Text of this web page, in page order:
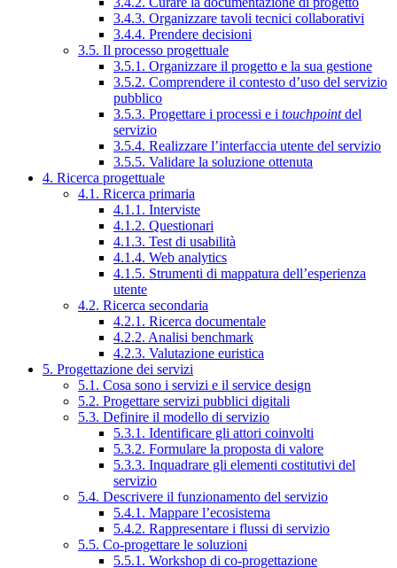
3.4.3. Organizzare tavoli tecnici collaborativi
3.4.4. Prendere decisioni
3.5. Il processo progettuale
3.5.1. Organizzare il progetto e la sua gestione
3.5.2. Comprendere il contesto d’uso del servizio
pubblico
3.5.3. Progettare i processi e i touchpointdel
servizio
3.5.4. Realizzare l’interfaccia utente del servizio
3.5.5. Validare la soluzione ottenuta
4. Ricerca progettuale
4.1. Ricerca primaria
4.1.1. Interviste
4.1.2. Questionari
4.1.3. Test di usabilità
4.1.4. Web analytics
4.1.5. Strumenti di mappatura dell’esperienza
utente
4.2. Ricerca secondaria
4.2.1. Ricerca documentale
4.2.2. Analisi benchmark
4.2.3. Valutazione euristica
5. Progettazione dei servizi
5.1. Cosa sono i servizi e il service design
5.2. Progettare servizi pubblici digitali
5.3. Definire il modello di servizio
5.3.1. Identificare gli attori coinvolti
5.3.2. Formulare la proposta di valore
5.3.3. Inquadrare gli elementi costitutivi del
servizio
5.4. Descrivere il funzionamento del servizio
5.4.1. Mappare l’ecosistema
5.4.2. Rappresentare i flussi di servizio
5.5. Co-progettare le soluzioni
5.5.1. Workshop di co-progettazione